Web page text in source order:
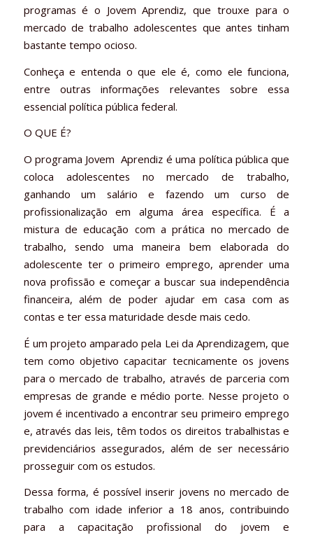
programas é o Jovem Aprendiz, que trouxe para o
mercado de trabalho adolescentes que antes tinham
bastante tempo ocioso.
Conheça e entenda o que ele é, como ele funciona,
entre outras informações relevantes sobre essa
essencial política pública federal.
O QUE É?
O programa Jovem Aprendiz é uma política pública que
coloca adolescentes no mercado de trabalho,
ganhando um salário e fazendo um curso de
profissionalização em alguma área específica. É a
mistura de educação com a prática no mercado de
trabalho, sendo uma maneira bem elaborada do
adolescente ter o primeiro emprego, aprender uma
nova profissão e começar a buscar sua independência
financeira, além de poder ajudar em casa com as
contas e ter essa maturidade desde mais cedo.
É um projeto amparado pela Lei da Aprendizagem, que
tem como objetivo capacitar tecnicamente os jovens
para o mercado de trabalho, através de parceria com
empresas de grande e médio porte. Nesse projeto o
jovem é incentivado a encontrar seu primeiro emprego
e, através das leis, têm todos os direitos trabalhistas e
previdenciários assegurados, além de ser necessário
prosseguir com os estudos.
Dessa forma, é possível inserir jovens no mercado de
trabalho com idade inferior a 18 anos, contribuindo
para a capacitação profissional do jovem e